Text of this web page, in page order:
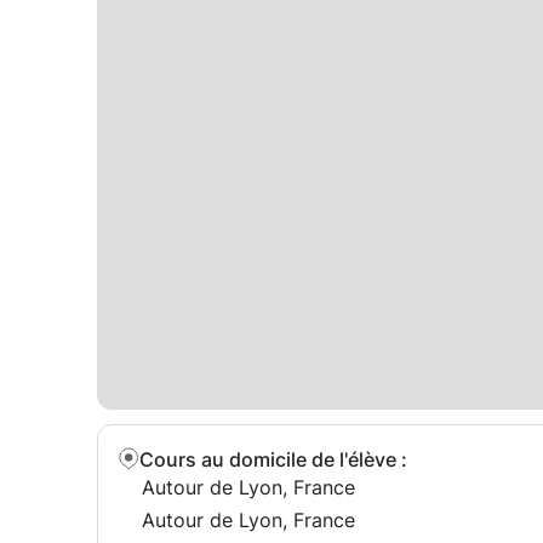
Cours au domicile de l'élève :
Autour de Lyon, France
Autour de Lyon, France